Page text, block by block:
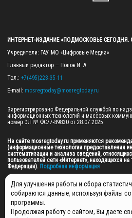
ИНТЕРНЕТ-ИЗДАНИЕ «ПОДМОСКОВЬЕ СЕГОДНЯ.
Учредители: ГАУ МО «Цифровые Медиа»
Главный редактор — Попов И. А.
Тел.: +7(495)223-35-11
E-mail: mosregtoday@mosregtoday.ru
Зарегистрировано Федеральной службой по
информационных технологий и массовых
номер ЭЛ № ФС77-89830 от 28.07.2025
На сайте mosregtoday.ru применяются
(информационные технологии предоставления
систематизации и анализа сведений,
пользователей сети «Интернет», находящихся на
Федерации). Подробная информация
© 2026 ПРАВА НА ВСЕ МАТЕРИАЛЫ САЙТА
МЕДИА" (ОГРН: 1255000059467).
Для улучшения работы и сбора
собираются данные, используя файлы
программы.
Продолжая работу с сайтом, Вы даете